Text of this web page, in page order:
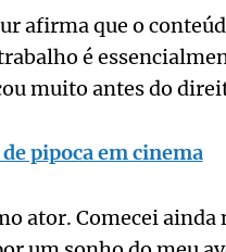
afirma que o
é
muito antes do
pipoca em cinema
ator. Comecei ainda